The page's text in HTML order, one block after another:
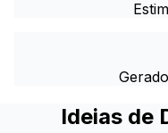
Ideias de